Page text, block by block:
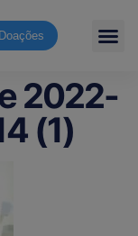
Doações
2022-
(1)